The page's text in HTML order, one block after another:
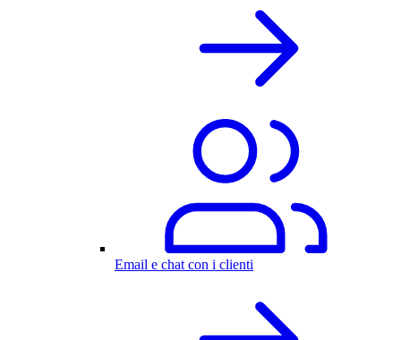
Email e chat con i clienti